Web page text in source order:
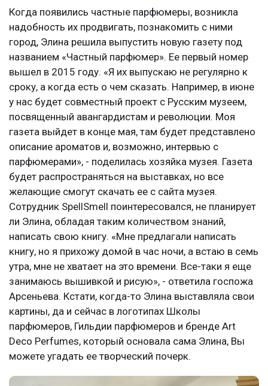
Когда появились частные парфюмеры, возникла
надобность их продвигать, познакомить с ними
город, Элина решила выпустить новую газету под
названием «Частный парфюмер». Ее первый номер
вышел в 2015 году. «Я их выпускаю не регулярно к
сроку, а когда есть о чем сказать. Например, в июне
у нас будет совместный проект с Русским музеем,
посвященный авангардистам и революции. Моя
газета выйдет в конце мая, там будет представлено
описание ароматов и, возможно, интервью с
парфюмерами», - поделилась хозяйка музея. Газета
будет распространяться на выставках, но все
желающие смогут скачать ее с сайта музея.
Сотрудник SpellSmell поинтересовался, не планирует
ли Элина, обладая таким количеством знаний,
написать свою книгу. «Мне предлагали написать
книгу, но я прихожу домой в час ночи, а встаю в семь
утра, мне не хватает на это времени. Все-таки я еще
занимаюсь вышивкой и рисую», - ответила госпожа
Арсеньева. Кстати, когда-то Элина выставляла свои
картины, да и сейчас в логотипах Школы
парфюмеров, Гильдии парфюмеров и бренде Art
Deco Perfumes, который основала сама Элина, Вы
можете угадать ее творческий почерк.